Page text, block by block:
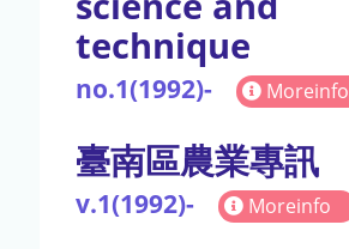
technique
no.1(1992)- Moreinfo
臺南區農業專訊
v.1(1992)- Moreinfo